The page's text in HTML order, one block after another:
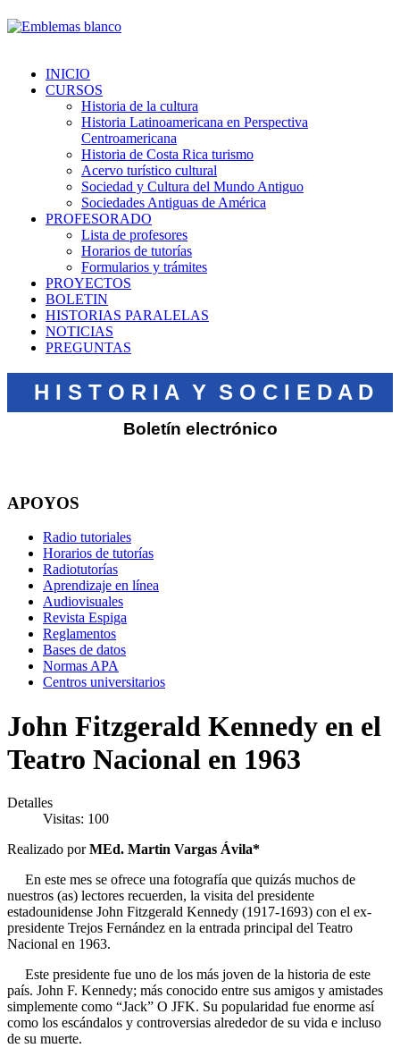
INICIO
CURSOS
Historia de la cultura
Historia Latinoamericana en Perspectiva
Centroamericana
Historia de Costa Rica turismo
Acervo turístico cultural
Sociedad y Cultura del Mundo Antiguo
Sociedades Antiguas de América
PROFESORADO
Lista de profesores
Horarios de tutorías
Formularios y trámites
PROYECTOS
BOLETIN
HISTORIAS PARALELAS
NOTICIAS
PREGUNTAS
H I S T O R I A Y S O C I E D A D
Boletín electrónico
APOYOS
Radio tutoriales
Horarios de tutorías
Radiotutorías
Aprendizaje en línea
Audiovisuales
Revista Espiga
Reglamentos
Bases de datos
Normas APA
Centros universitarios
John Fitzgerald Kennedy en el
Teatro Nacional en 1963
Detalles
Visitas: 100
Realizado porMEd. Martin Vargas Ávila*
En este mes se ofrece una fotografía que quizás muchos de
nuestros (as) lectores recuerden, la visita del presidente
estadounidense John Fitzgerald Kennedy (1917-1693) con el ex-
presidente Trejos Fernández en la entrada principal del Teatro
Nacional en 1963.
Este presidente fue uno de los más joven de la historia de este
país. John F. Kennedy; más conocido entre sus amigos y amistades
simplemente como “Jack” O JFK. Su popularidad fue enorme así
como los escándalos y controversias alrededor de su vida e incluso
de su muerte.